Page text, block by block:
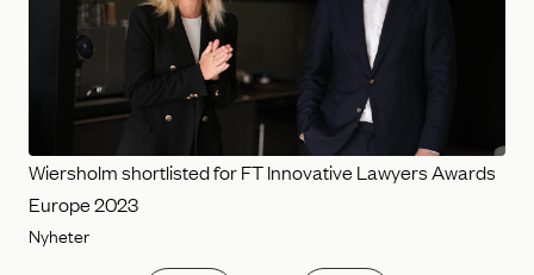
Wiersholm shortlisted for FT Innovative Lawyers Awards
Europe 2023
Nyheter